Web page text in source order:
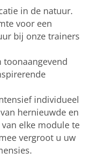
in de natuur.
voor een
bij onze trainers
individueel
hernieuwde en
elke module te
vergroot u uw